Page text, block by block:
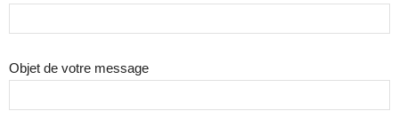
Objet de votre message